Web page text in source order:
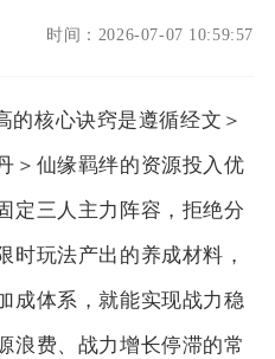
时间： 2026-07-07 10:59:57
的核心诀窍是遵循经文＞
＞仙缘羁绊的资源投入优
定三人主力阵容，拒绝分
时玩法产出的养成材料，
成体系，就能实现战力稳
浪费、战力增长停滞的常